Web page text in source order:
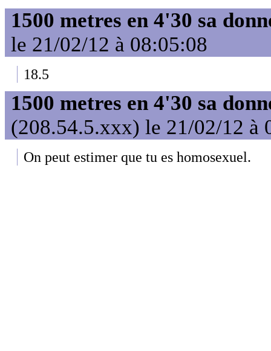
1500 metres en 4'30 sa
le 21/02/12 à 08:05:08
18.5
1500 metres en 4'30 sa
(208.54.5.xxx) le 21/02/12 à
On peut estimer que tu es homosexuel.